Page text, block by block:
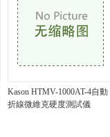
Kason HTMV-1000AT-4自動
折線微維克硬度測試儀